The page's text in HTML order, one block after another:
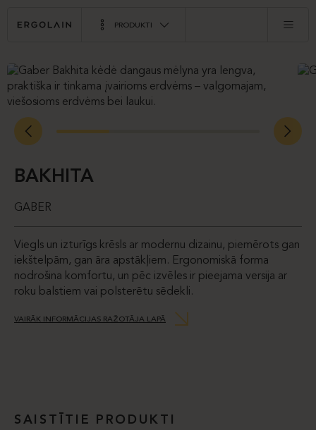
PRODUKTI
BAKHITA
GABER
Viegls un izturīgs krēsls ar modernu dizainu, piemērots gan
iekštelpām, gan āra apstākļiem. Ergonomiskā forma
nodrošina komfortu, un pēc izvēles ir pieejama versija ar
roku balstiem vai polsterētu sēdekli.
VAIRĀK INFORMĀCIJAS RAŽOTĀJA LAPĀ
SAISTĪTIE PRODUKTI